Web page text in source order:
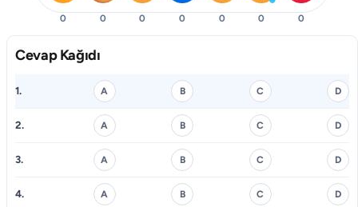
0 0 0 0 0 0 0
Cevap Kağıdı
1. A B C D
2. A B C D
3. A B C D
4. A B C D